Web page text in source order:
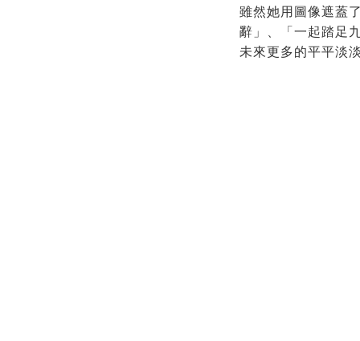
雖然她用圖像遮蓋
辭」、「一起踏足
未來更多的平平淡